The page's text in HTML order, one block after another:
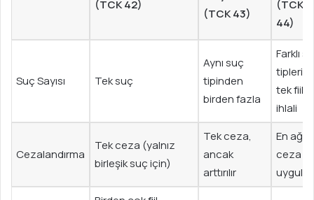
(TCK 42)
(TCK 43)
(TCK
44)
Suç Sayısı Tek suç
Aynı suç
tipinden
birden fazla
Farklı
tek fiille
ihlali
Cezalandırma
Tek ceza (yalnız
birleşik suç için)
Tek ceza,
ancak
arttırılır
En ağır
ceza